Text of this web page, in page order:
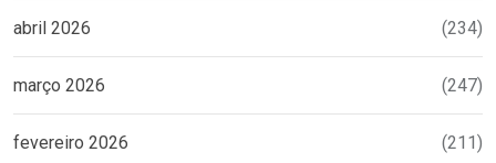
abril 2026 (234)
março 2026 (247)
fevereiro 2026 (211)